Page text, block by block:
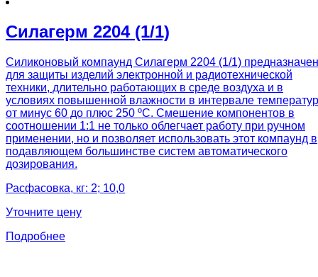
Силагерм 2204 (1/1)
Силиконовый компаунд Силагерм 2204 (1/1) предназначен
для защиты изделий электронной и радиотехнической
техники, длительно работающих в среде воздуха и в
условиях повышенной влажности в интервале температур
от минус 60 до плюс 250 ºС. Смешение компонентов в
соотношении 1:1 не только облегчает работу при ручном
применении, но и позволяет использовать этот компаунд в
подавляющем большинстве систем автоматического
дозирования.
Расфасовка, кг: 2; 10,0
Уточните цену
Подробнее